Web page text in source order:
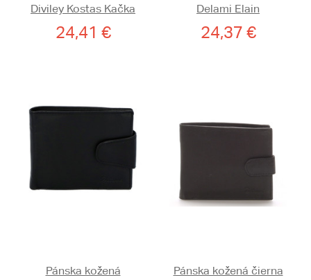
Diviley Kostas Kačka
24,41 €
Delami Elain
24,37 €
Pánska kožená
Pánska kožená čierna